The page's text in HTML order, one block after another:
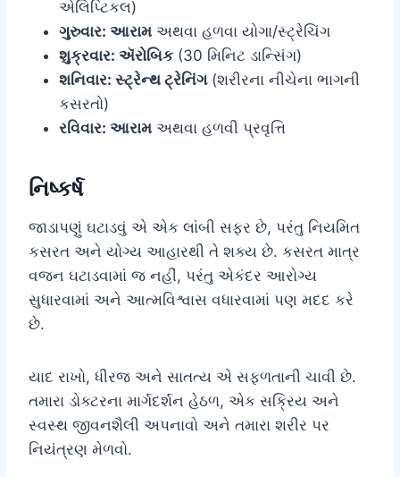
એલિપ્ટિકલ)
ગુરુવાર: આરામ અથવા હળવા યોગા/સ્ટ્રેચિંગ
શુક્રવાર: ઍરોબિક (30 મિનિટ ડાન્સિંગ)
શનિવાર: સ્ટ્રેન્થ ટ્રેનિંગ(શરીરના નીચેના ભાગની
કસરતો)
રવિવાર: આરામ અથવા હળવી પ્રવૃત્તિ
નિષ્કર્ષ
જાડાપણું ઘટાડવું એ એક લાંબી સફર છે, પરંતુ નિયમિત
કસરત અને યોગ્ય આહારથી તે શક્ય છે. કસરત માત્ર
વજન ઘટાડવામાં જ નહીં, પરંતુ એકંદર આરોગ્ય
સુધારવામાં અને આત્મવિશ્વાસ વધારવામાં પણ મદદ કરે
છે.
યાદ રાખો, ધીરજ અને સાતત્ય એ સફળતાની ચાવી છે.
તમારા ડોક્ટરના માર્ગદર્શન હેઠળ, એક સક્રિય અને
સ્વસ્થ જીવનશૈલી અપનાવો અને તમારા શરીર પર
નિયંત્રણ મેળવો.